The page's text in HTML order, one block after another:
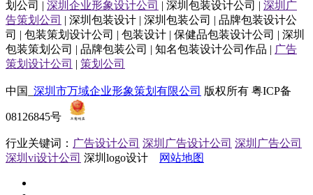
划公司 | 深圳企业形象设计公司 | 深圳包装设计公司 | 深圳广
告策划公司 | 深圳包装设计 | 深圳包装公司 | 品牌包装设计公
司 | 包装策划设计公司 | 包装设计 | 保健品包装设计公司 | 深圳
包装策划公司 | 品牌包装公司 | 知名包装设计公司作品 | 广告
策划设计公司 | 策划公司
中国_ 深圳市万域企业形象策划有限公司 版权所有 粤ICP备
08126845号
行业关键词： 广告设计公司 深圳广告设计公司 深圳广告公司
深圳vi设计公司 深圳logo设计 网站地图